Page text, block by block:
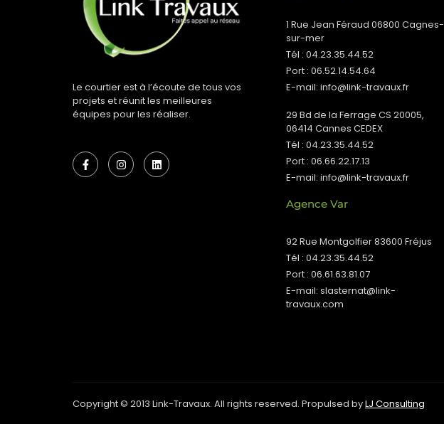
Le courtier est à l’écoute de tous vos
projets et réunit les meilleures
équipes pour les réaliser.
1 Rue Jean Féraud 06800 Cagnes-
sur-mer
Tél : 04.23.35.44.52
Port : 06.52.14.54.64
E-mail: info@link-travaux.fr
29 Bd de la Ferrage CS 20005,
06414 Cannes CEDEX
Tél : 04.23.35.44.52
Port : 06.66.22.17.13
E-mail: info@link-travaux.fr
Agence Var
92 Rue Montgolfier 83600 Fréjus
Tél : 04.23.35.44.52
Port : 06.61.63.81.07
E-mail: slasternat@link-
travaux.com
Copyright © 2013 Link-Travaux. All rights reserved. Propulsed byLJ Consulting